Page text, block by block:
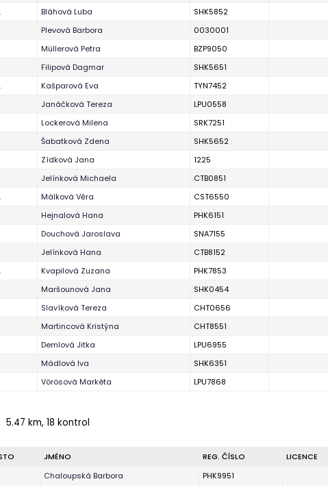
Bláhová Luba SHK5852
Plevová Barbora 0030001
Müllerová Petra BZP9050
Filipová Dagmar SHK5651
Kašparová Eva TYN7452
Janáčková Tereza LPU0558
Lockerová Milena SRK7251
Šabatková Zdena SHK5652
Zídková Jana 1225
Jelínková Michaela CTB0851
Málková Věra CST6550
Hejnalová Hana PHK6151
Douchová Jaroslava SNA7155
Jelínková Hana CTB8152
Kvapilová Zuzana PHK7853
Maršounová Jana
SHK0454
Slavíková Tereza
CHT0656
Martincová Kristýna
CHT8551
Demlová Jitka
LPU6955
Mádlová Iva
SHK6351
Vörösová Markéta
LPU7868
5.47 km, 18 kontrol
JMÉNO REG. ČÍSLO LICENCE
Chaloupská Barbora PHK9951